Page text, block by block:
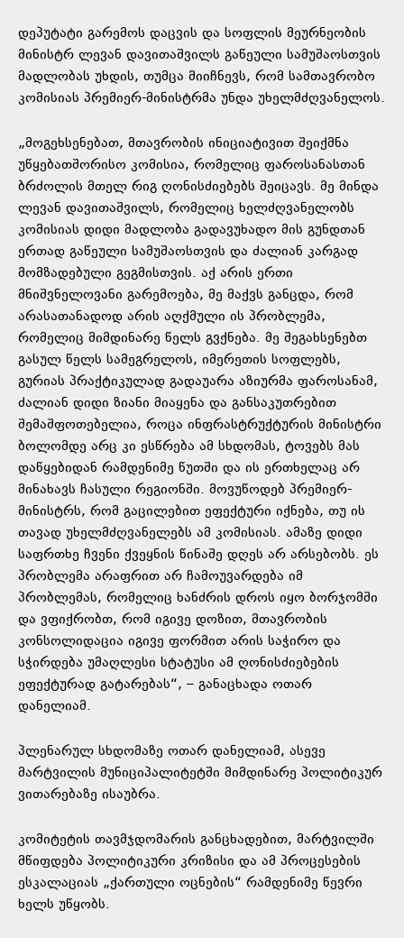
დეპუტატი გარემოს დაცვის და სოფლის მეურნეობის
მინისტრ ლევან დავითაშვილს გაწეული სამუშაოსთვის
მადლობას უხდის, თუმცა მიიჩნევს, რომ სამთავრობო
კომისიას პრემიერ-მინისტრმა უნდა უხელმძღვანელოს.
„მოგეხსენებათ, მთავრობის ინიციატივით შეიქმნა
უწყებათშორისო კომისია, რომელიც ფაროსანასთან
ბრძოლის მთელ რიგ ღონისძიებებს შეიცავს. მე მინდა
ლევან დავითაშვილს, რომელიც ხელძღვანელობს
კომისიას დიდი მადლობა გადავუხადო მის გუნდთან
ერთად გაწეული სამუშაოსთვის და ძალიან კარგად
მომზადებული გეგმისთვის. აქ არის ერთი
მნიშვნელოვანი გარემოება, მე მაქვს განცდა, რომ
არასათანადოდ არის აღქმული ის პრობლემა,
რომელიც მიმდინარე წელს გვქნება. მე შეგახსენებთ
გასულ წელს სამეგრელოს, იმერეთის სოფლებს,
გურიას პრაქტიკულად გადაუარა აზიურმა ფაროსანამ,
ძალიან დიდი ზიანი მიაყენა და განსაკუთრებით
შემაშფოთებელია, როცა ინფრასტრუქტურის მინისტრი
ბოლომდე არც კი ესწრება ამ სხდომას, ტოვებს მას
დაწყებიდან რამდენიმე წუთში და ის ერთხელაც არ
მინახავს ჩასული რეგიონში. მოვუწოდებ პრემიერ-
მინისტრს, რომ გაცილებით ეფექტური იქნება, თუ ის
თავად უხელმძღვანელებს ამ კომისიას. ამაზე დიდი
საფრთხე ჩვენი ქვეყნის წინაშე დღეს არ არსებობს. ეს
პრობლემა არაფრით არ ჩამოუვარდება იმ
პრობლემას, რომელიც ხანძრის დროს იყო ბორჯომში
და ვფიქრობთ, რომ იგივე დოზით, მთავრობის
კონსოლიდაცია იგივე ფორმით არის საჭირო და
სჭირდება უმაღლესი სტატუსი ამ ღონისძიებების
ეფექტურად გატარებას“, – განაცხადა ოთარ
დანელიამ.
პლენარულ სხდომაზე ოთარ დანელიამ, ასევე
მარტვილის მუნიციპალიტეტში მიმდინარე პოლიტიკურ
ვითარებაზე ისაუბრა.
კომიტეტის თავმჯდომარის განცხადებით, მარტვილში
მწიფდება პოლიტიკური კრიზისი და ამ პროცესების
ესკალაციას „ქართული ოცნების“ რამდენიმე წევრი
ხელს უწყობს.